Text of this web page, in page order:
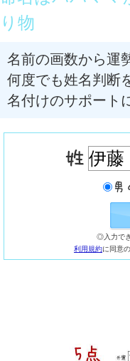
り物
名前の画数から運
何度でも姓名判断
名付けのサポート
◎入力で
利用規約に同意